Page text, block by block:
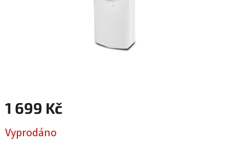
1 699 Kč
cena:
Vyprodáno